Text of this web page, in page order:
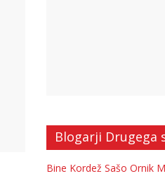
Blogarji Drugega
Bine Kordež Sašo Ornik